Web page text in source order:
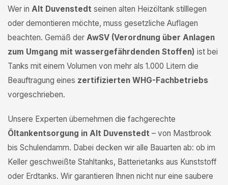
Wer in Alt Duvenstedt seinen alten Heizöltank stilllegen
oder demontieren möchte, muss gesetzliche Auflagen
beachten. Gemäß der AwSV (Verordnung über Anlagen
zum Umgang mit wassergefährdenden Stoffen) ist bei
Tanks mit einem Volumen von mehr als 1.000 Litern die
Beauftragung eines zertifizierten WHG-Fachbetriebs
vorgeschrieben.
Unsere Experten übernehmen die fachgerechte
Öltankentsorgung in Alt Duvenstedt – von Mastbrook
bis Schulendamm. Dabei decken wir alle Bauarten ab: ob im
Keller geschweißte Stahltanks, Batterietanks aus Kunststoff
oder Erdtanks. Wir garantieren Ihnen nicht nur eine saubere